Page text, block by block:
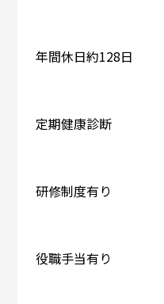
年間休日約128日
定期健康診断
研修制度有り
役職手当有り